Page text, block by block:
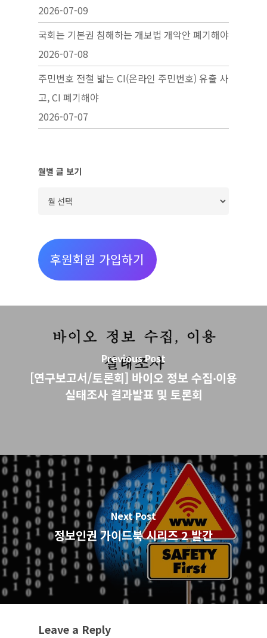
2026-07-09
국회는 기본권 침해하는 개보법 개악안 폐기해야
2026-07-08
주민번호 전철 밟는 CI(온라인 주민번호) 유출 사
고, CI 폐기해야
2026-07-07
월별 글 보기
보
기
후원회원 가입하기
Previous Post
[연구보고서/토론회] 바이오 정보 수집‧이용
실태조사 결과발표 및 토론회
Next Post
정보인권 가이드북 시리즈 2 발간
Leave a Reply